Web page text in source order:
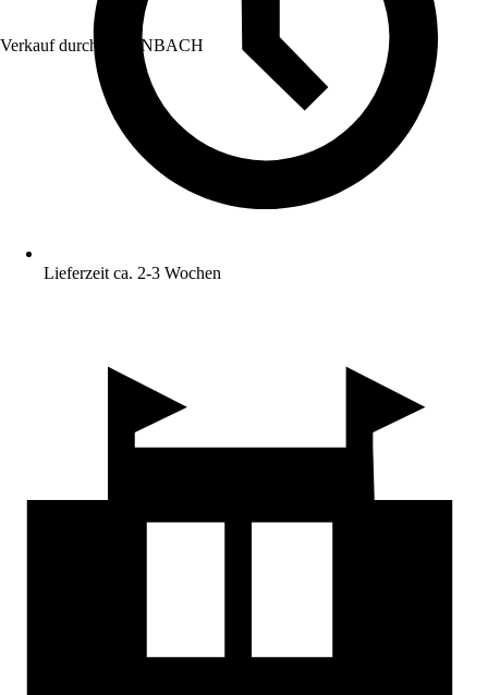
Verkauf durch: HORNBACH
Lieferzeit ca. 2-3 Wochen